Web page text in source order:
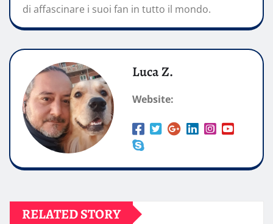
di affascinare i suoi fan in tutto il mondo.
Luca Z.
Website:
RELATED STORY